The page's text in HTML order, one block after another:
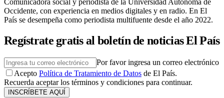
Occidente, con experiencia en medios digitales y en radio. En El
País se desempeña como periodista multifuente desde el año 2022.
Regístrate gratis al boletín de noticias El País
Por favor ingresa un correo electrónico
Acepto Política de Tratamiento de Datos de El País.
Recuerda aceptar los términos y condiciones para continuar.
INSCRÍBETE AQUÍ